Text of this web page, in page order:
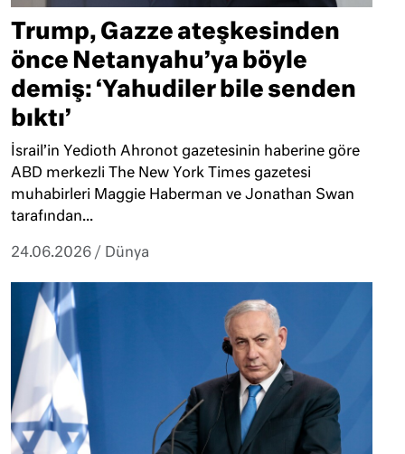
Trump, Gazze ateşkesinden
önce Netanyahu’ya böyle
demiş: ‘Yahudiler bile senden
bıktı’
İsrail’in Yedioth Ahronot gazetesinin haberine göre
ABD merkezli The New York Times gazetesi
muhabirleri Maggie Haberman ve Jonathan Swan
tarafından...
24.06.2026 / Dünya